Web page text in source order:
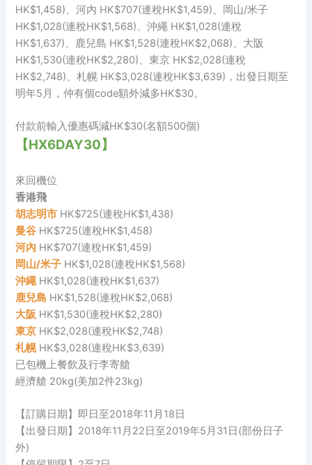
HK$1,458)、河內 HK$707(連稅HK$1,459)、岡山/米子
HK$1,028(連稅HK$1,568)、沖繩 HK$1,028(連稅
HK$1,637)、鹿兒島 HK$1,528(連稅HK$2,068)、大阪
HK$1,530(連稅HK$2,280)、東京 HK$2,028(連稅
HK$2,748)、札幌 HK$3,028(連稅HK$3,639)，出發日期至
明年5月，仲有個code額外減多HK$30。
付款前輸入優惠碼減HK$30(名額500個)
【HX6DAY30】
來回機位
香港飛
胡志明市 HK$725(連稅HK$1,438)
曼谷 HK$725(連稅HK$1,458)
河內 HK$707(連稅HK$1,459)
岡山/米子 HK$1,028(連稅HK$1,568)
沖繩HK$1,028(連稅HK$1,637)
鹿兒島 HK$1,528(連稅HK$2,068)
大阪 HK$1,530(連稅HK$2,280)
東京 HK$2,028(連稅HK$2,748)
札幌HK$3,028(連稅HK$3,639)
已包機上餐飲及行李寄艙
經濟艙 20kg(美加2件23kg)
【訂購日期】即日至2018年11月18日
【出發日期】2018年11月22日至2019年5月31日(部份日子
外)